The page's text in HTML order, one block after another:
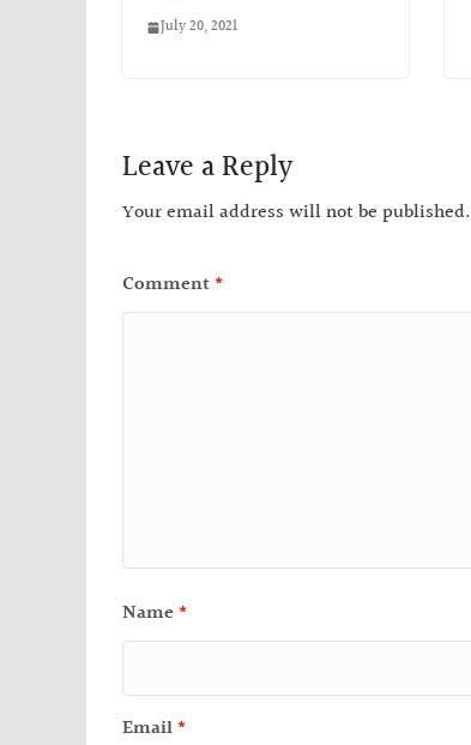
July 20, 2021
Leave a Reply
Your email address will not be published.
Comment *
Name *
Email *